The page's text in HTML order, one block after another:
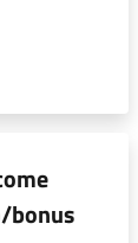
bonus